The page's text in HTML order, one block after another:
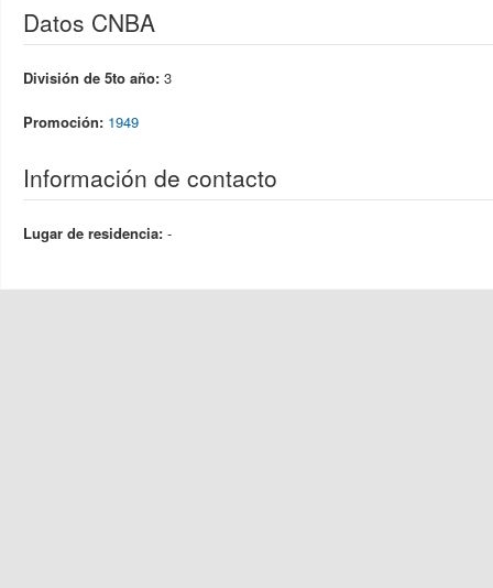
Datos CNBA
División de 5to año: 3
Promoción: 1949
Información de contacto
Lugar de residencia: -